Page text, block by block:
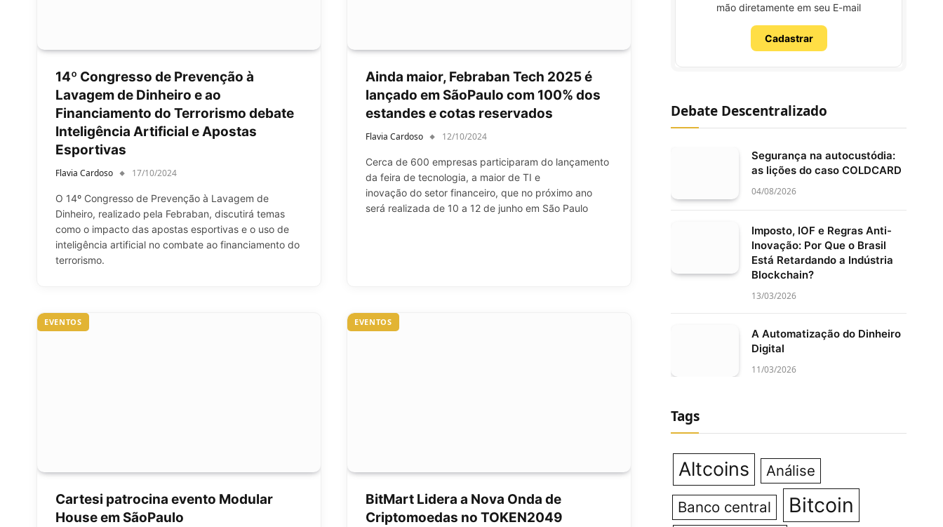
14º Congresso de Prevenção à
Lavagem de Dinheiro e ao
Financiamento do Terrorismo debate
Inteligência Artificial e Apostas
Esportivas
Flavia Cardoso 17/10/2024
O 14º Congresso de Prevenção à Lavagem de
Dinheiro, realizado pela Febraban, discutirá temas
como o impacto das apostas esportivas e o uso de
inteligência artificial no combate ao financiamento do
terrorismo.
Ainda maior, Febraban Tech 2025 é
lançado em SãoPaulo com 100% dos
estandes e cotas reservados
Flavia Cardoso 12/10/2024
Cerca de 600 empresas participaram do lançamento
da feira de tecnologia, a maior de TI e
inovação do setor financeiro, que no próximo ano
será realizada de 10 a 12 de junho em São Paulo
EVENTOS
Cartesi patrocina evento Modular
House em SãoPaulo
EVENTOS
BitMart Lidera a Nova Onda de
Criptomoedas no TOKEN2049
mão diretamente em seu E-mail
Cadastrar
Debate Descentralizado
Segurança na autocustódia:
as lições do caso COLDCARD
04/08/2026
Imposto, IOF e Regras Anti-
Inovação: Por Que o Brasil
Está Retardando a Indústria
Blockchain?
13/03/2026
A Automatização do Dinheiro
Digital
11/03/2026
Tags
Altcoins Análise
Banco central
Bitcoin